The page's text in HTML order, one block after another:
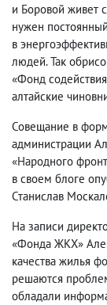
и Боровой живет
нужен
в
людей. Так
«Фонд
алтайские
Совещание в
администрации
«Народного
в своем блоге
Станислав
На записи
«Фонда ЖКХ»
качества жилья
решаются
обладали